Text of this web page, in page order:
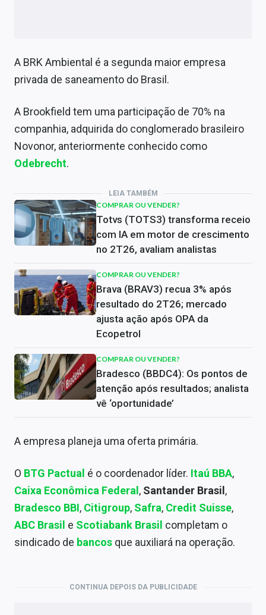
A BRK Ambiental é a segunda maior empresa
privada de saneamento do Brasil.
A Brookfield tem uma participação de 70% na
companhia, adquirida do conglomerado brasileiro
Novonor, anteriormente conhecido como
Odebrecht.
LEIA TAMBÉM
COMPRAR OU VENDER?
Totvs (TOTS3) transforma receio
com IA em motor de crescimento
no 2T26, avaliam analistas
COMPRAR OU VENDER?
Brava (BRAV3) recua 3% após
resultado do 2T26; mercado
ajusta ação após OPA da
Ecopetrol
COMPRAR OU VENDER?
Bradesco (BBDC4): Os pontos de
atenção após resultados; analista
vê ‘oportunidade’
A empresa planeja uma oferta primária.
O BTG Pactual é o coordenador líder. Itaú BBA,
Caixa Econômica Federal , Santander Brasil ,
Bradesco BBI, Citigroup, Safra, Credit Suisse,
ABC Brasil e Scotiabank Brasil completam o
sindicado de bancos que auxiliará na operação.
CONTINUA DEPOIS DA PUBLICIDADE